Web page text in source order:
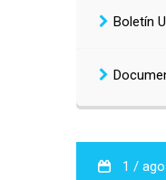
Boletín
1 /